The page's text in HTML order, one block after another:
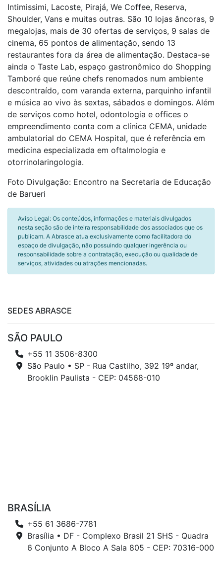
Intimissimi, Lacoste, Pirajá, We Coffee, Reserva,
Shoulder, Vans e muitas outras. São 10 lojas âncoras, 9
megalojas, mais de 30 ofertas de serviços, 9 salas de
cinema, 65 pontos de alimentação, sendo 13
restaurantes fora da área de alimentação. Destaca-se
ainda o Taste Lab, espaço gastronômico do Shopping
Tamboré que reúne chefs renomados num ambiente
descontraído, com varanda externa, parquinho infantil
e música ao vivo às sextas, sábados e domingos. Além
de serviços como hotel, odontologia e offices o
empreendimento conta com a clínica CEMA, unidade
ambulatorial do CEMA Hospital, que é referência em
medicina especializada em oftalmologia e
otorrinolaringologia.
Foto Divulgação: Encontro na Secretaria de Educação
de Barueri
Aviso Legal: Os conteúdos, informações e materiais divulgados
nesta seção são de inteira responsabilidade dos associados que os
publicam. A Abrasce atua exclusivamente como facilitadora do
espaço de divulgação, não possuindo qualquer ingerência ou
responsabilidade sobre a contratação, execução ou qualidade de
serviços, atividades ou atrações mencionadas.
SEDES ABRASCE
SÃO PAULO
+55 11 3506-8300
São Paulo • SP - Rua Castilho, 392 19º andar,
Brooklin Paulista - CEP: 04568-010
BRASÍLIA
+55 61 3686-7781
Brasília • DF - Complexo Brasil 21 SHS - Quadra
6 Conjunto A Bloco A Sala 805 - CEP: 70316-000